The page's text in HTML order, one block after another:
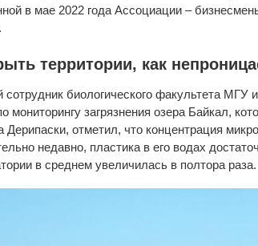
в мае 2022 года Ассоциации –
территории, как
биологического факультета
мониторингу загрязнения озера Байкал,
Дерипаски, отметил, что концентрация
недавно, пластика в его водах
в среднем увеличилась в полтора раза.